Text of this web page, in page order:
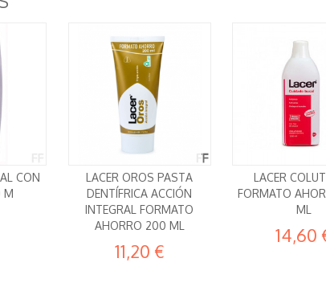
CON
M
LACER OROS PASTA
DENTÍFRICA ACCIÓN
INTEGRAL FORMATO
AHORRO 200 ML
11,20 €
LACER
FORMATO
ML
14,60